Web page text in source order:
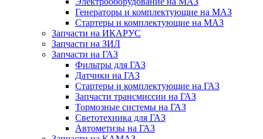
Генераторы и комплектующие на МАЗ
Стартеры и комплектующие на МАЗ
Запчасти на ИКАРУС
Запчасти на ЗИЛ
Запчасти на ГАЗ
Фильтры для ГАЗ
Датчики на ГАЗ
Стартеры и комплектующие на ГАЗ
Запчасти трансмиссии на ГАЗ
Тормозные системы на ГАЗ
Светотехника для ГАЗ
Автометизы на ГАЗ